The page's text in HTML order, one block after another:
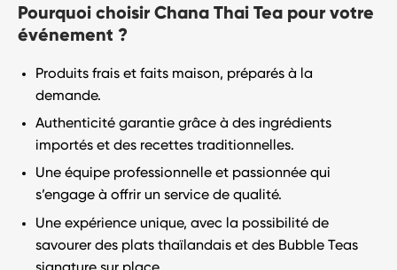
Pourquoi choisir Chana Thai Tea pour votre
événement ?
Produits frais et faits maison, préparés à la
demande.
Authenticité garantie grâce à des ingrédients
importés et des recettes traditionnelles.
Une équipe professionnelle et passionnée qui
s’engage à offrir un service de qualité.
Une expérience unique, avec la possibilité de
savourer des plats thaïlandais et des Bubble Teas